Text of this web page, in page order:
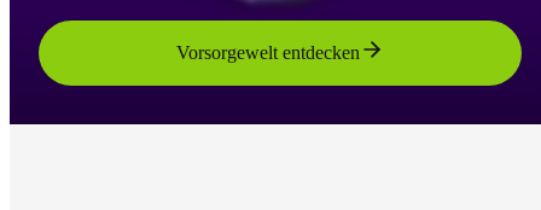
Vorsorgewelt entdecken